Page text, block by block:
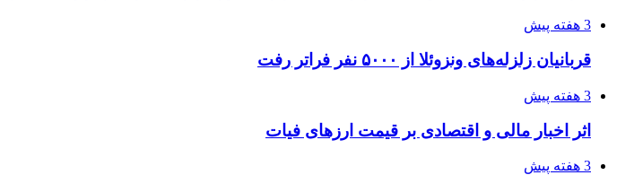
3 هفته پیش
قربانیان زلزله‌های ونزوئلا از ۵۰۰۰ نفر فراتر رفت
3 هفته پیش
اثر اخبار مالی و اقتصادی بر قیمت ارزهای فیات
3 هفته پیش